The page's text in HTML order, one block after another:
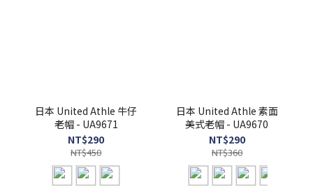
日本 United Athle 牛仔
老帽 - UA9671
NT$290
NT$450
日本 United Athle 素面
美式老帽 - UA9670
NT$290
NT$360